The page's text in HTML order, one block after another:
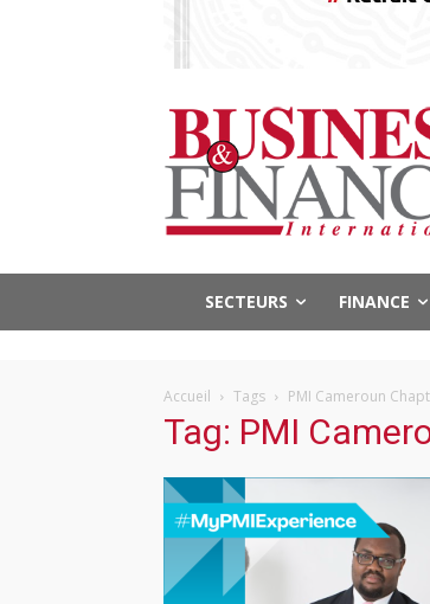
SECTEURS FINANCE
Accueil Tags PMI Cameroun
Tag: PMI